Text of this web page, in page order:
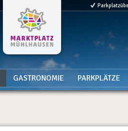
GASTRONOMIE PARKPLÄTZE